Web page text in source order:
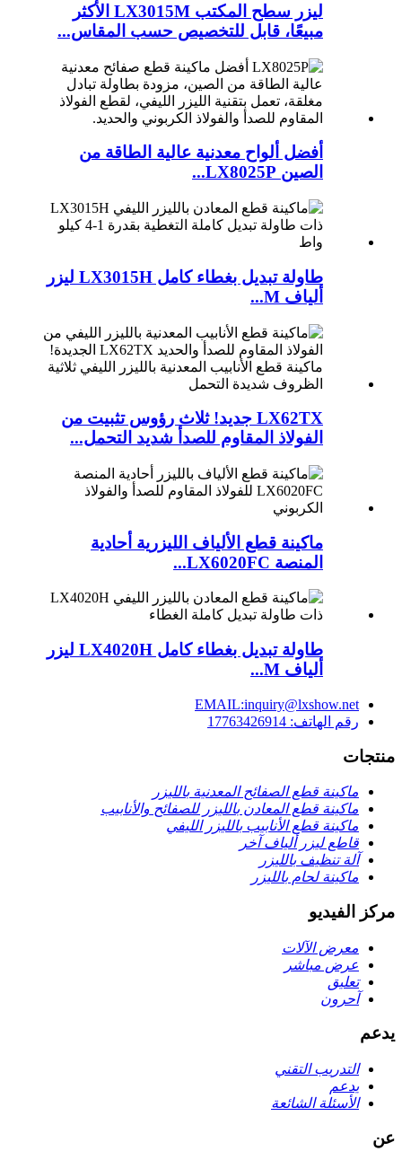
ليزر سطح المكتب LX3015M الأكثر
مبيعًا، قابل للتخصيص حسب المقاس...
أفضل ألواح معدنية عالية الطاقة من
الصين LX8025P...
طاولة تبديل بغطاء كامل LX3015H ليزر
ألياف M...
LX62TX جديد! ثلاث رؤوس تثبيت من
الفولاذ المقاوم للصدأ شديد التحمل...
ماكينة قطع الألياف الليزرية أحادية
المنصة LX6020FC...
طاولة تبديل بغطاء كامل LX4020H ليزر
ألياف M...
EMAIL:inquiry@lxshow.net
رقم الهاتف: 17763426914
منتجات
ماكينة قطع الصفائح المعدنية بالليزر
ماكينة قطع المعادن بالليزر للصفائح والأنابيب
ماكينة قطع الأنابيب بالليزر الليفي
قاطع ليزر ألياف آخر
آلة تنظيف بالليزر
ماكينة لحام بالليزر
مركز الفيديو
معرض الآلات
عرض مباشر
تعليق
آحرون
يدعم
التدريب التقني
يدعم
الأسئلة الشائعة
عن